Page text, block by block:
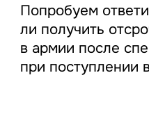
Попробуем
ли получить
в армии после
при поступлении